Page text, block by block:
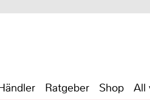
Ratgeber Shop All